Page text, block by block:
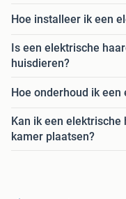
Hoe installeer ik een
Is een elektrische
huisdieren?
Hoe onderhoud ik
Kan ik een elektrische
kamer plaatsen?